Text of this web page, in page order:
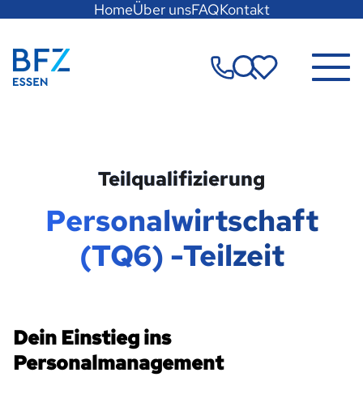
Seite
anspringen
HomeÜber unsFAQKontakt
Zur Startseite Merkzettel
Teilqualifizierung
Personalwirtschaft
(TQ6) -Teilzeit
Dein Einstieg ins
Personalmanagement